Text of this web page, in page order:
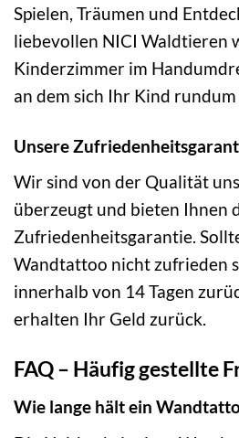
Spielen, Träumen und
liebevollen NICI Waldtieren
Kinderzimmer im
an dem sich Ihr Kind
Unsere
Wir sind von der Qualität
überzeugt und bieten Ihnen
Zufriedenheitsgarantie.
Wandtattoo nicht zufrieden
innerhalb von 14 Tagen
erhalten Ihr Geld zurück.
FAQ – Häufig gestellte
Wie lange hält ein